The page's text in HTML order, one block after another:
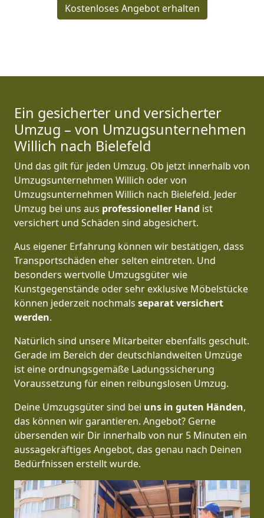
Kostenloses Angebot erhalten
Ein gesicherter und versicherter
Umzug – von Umzugsunternehmen
Willich nach Bielefeld
Und das gilt für jeden Umzug. Ob jetzt innerhalb von
Umzugsunternehmen Willich oder von
Umzugsunternehmen Willich nach Bielefeld. Jeder
Umzug bei uns aus professioneller Hand ist
versichert und Schäden sind abgesichert.
Aus eigener Erfahrung können wir bestätigen, dass
Transportschäden eher selten eintreten. Und
besonders wertvolle Umzugsgüter wie
Kunstgegenstände oder sehr exklusive Möbelstücke
können jederzeit nochmals separat versichert
werden.
Natürlich sind unsere Mitarbeiter ebenfalls geschult.
Gerade im Bereich der deutschlandweiten Umzüge
ist eine ordnungsgemäße Ladungssicherung
Voraussetzung für einen reibungslosen Umzug.
Deine Umzugsgüter sind bei uns in guten Händen,
das können wir garantieren. Angebot? Gerne
übersenden wir Dir innerhalb von nur 5 Minuten ein
aussagekräftiges Angebot, das genau nach Deinen
Bedürfnissen erstellt wurde.